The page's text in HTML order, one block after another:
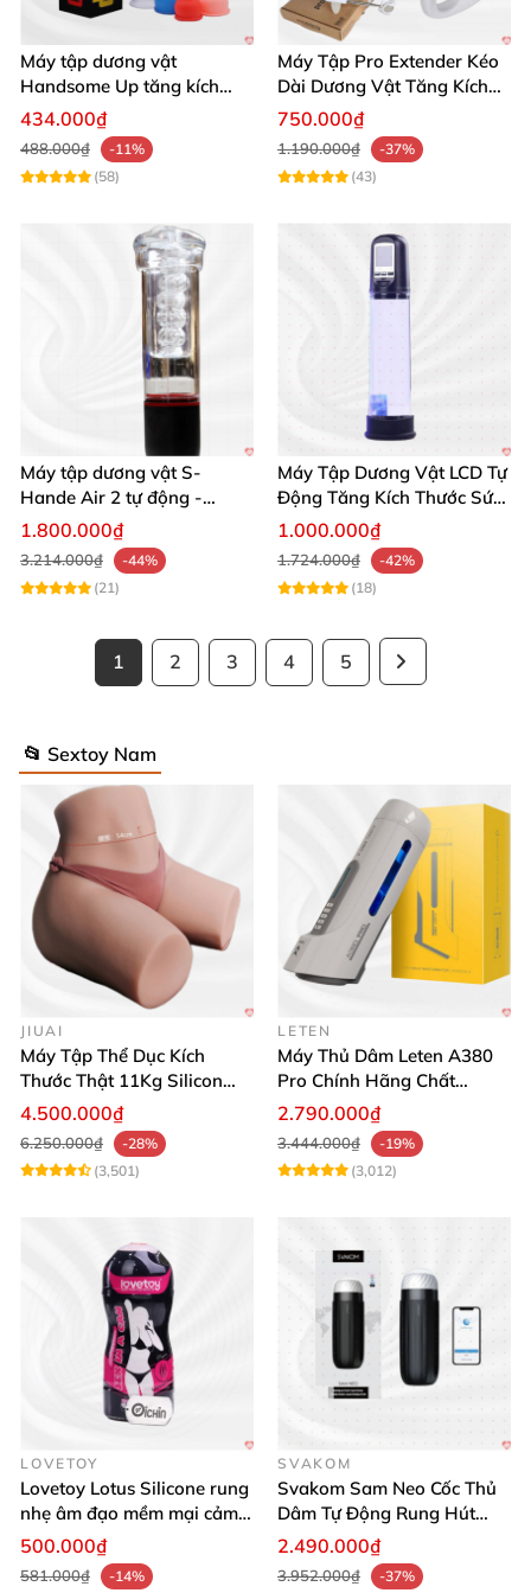
Máy tập dương vật
Handsome Up tăng kích
thước hiệu quả nhanh
434.000₫
488.000₫
-11%
(58)
Máy Tập Pro Extender Kéo
Dài Dương Vật Tăng Kích
Thước Hiệu Quả
750.000₫
1.190.000₫
-37%
(43)
Máy tập dương vật S-
Hande Air 2 tự động -
Rung, Hút, Tăng kích thước
1.800.000₫
3.214.000₫
-44%
(21)
Máy Tập Dương Vật LCD Tự
Động Tăng Kích Thước Sức
Bền
1.000.000₫
1.724.000₫
-42%
(18)
1 2 3 4 5
📂 Sextoy Nam
JIUAI
Máy Tập Thể Dục Kích
Thước Thật 11Kg Silicon
Cao Cấp Nhật Bản
4.500.000₫
6.250.000₫
-28%
(3,501)
LETEN
Máy Thủ Dâm Leten A380
Pro Chính Hãng Chất
Lượng Cao
2.790.000₫
3.444.000₫
-19%
(3,012)
LOVETOY
Lovetoy Lotus Silicone rung
nhẹ âm đạo mềm mại cảm
giác thật
500.000₫
581.000₫ -14%
SVAKOM
Svakom Sam Neo Cốc Thủ
Dâm Tự Động Rung Hút
App Điều Khiển Xa
2.490.000₫
3.952.000₫ -37%